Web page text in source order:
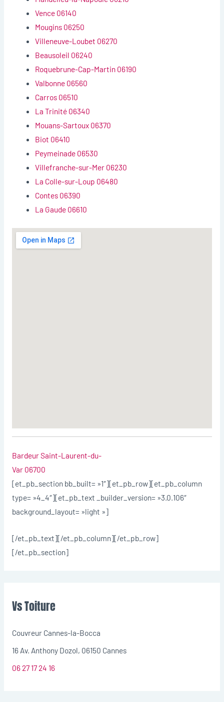
Vence 06140
Mougins 06250
Villeneuve-Loubet 06270
Beausoleil 06240
Roquebrune-Cap-Martin 06190
Valbonne 06560
Carros 06510
La Trinité 06340
Mouans-Sartoux 06370
Biot 06410
Peymeinade 06530
Villefranche-sur-Mer 06230
La Colle-sur-Loup 06480
Contes 06390
La Gaude 06610
Bardeur Saint-Laurent-du-
Var 06700
[et_pb_section bb_built= »1″][et_pb_row][et_pb_column
type= »4_4″][et_pb_text _builder_version= »3.0.106″
background_layout= »light »]
[/et_pb_text][/et_pb_column][/et_pb_row]
[/et_pb_section]
Vs Toiture
Couvreur Cannes-la-Bocca
16 Av. Anthony Dozol, 06150 Cannes
06 27 17 24 16